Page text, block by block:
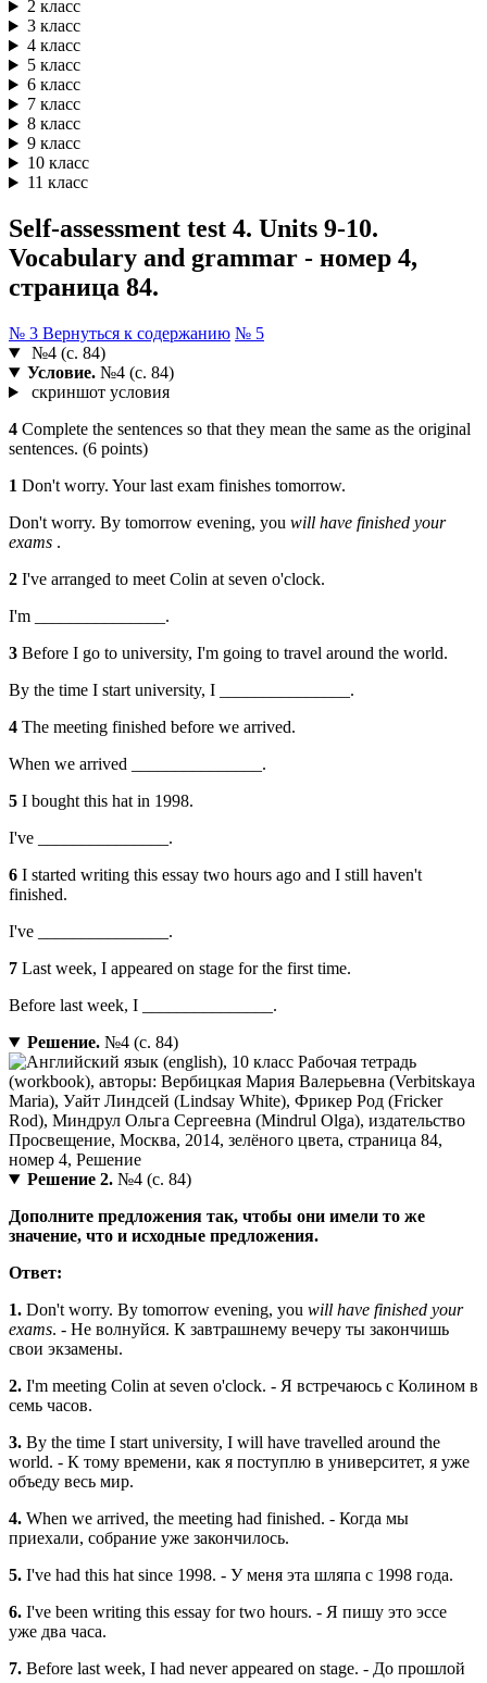
2 класс
3 класс
4 класс
5 класс
6 класс
7 класс
8 класс
9 класс
10 класс
11 класс
Self-assessment test 4. Units 9-10.
Vocabulary and grammar - номер 4,
страница 84.
№ 3 Вернуться к содержанию № 5
№4 (с. 84)
Условие.№4 (с. 84)
скриншот условия
4 Complete the sentences so that they mean the same as the original
sentences. (6 points)
1 Don't worry. Your last exam finishes tomorrow.
Don't worry. By tomorrow evening, you will have finished your
exams .
2 I've arranged to meet Colin at seven o'clock.
I'm _______________.
3 Before I go to university, I'm going to travel around the world.
By the time I start university, I _______________.
4 The meeting finished before we arrived.
When we arrived _______________.
5 I bought this hat in 1998.
I've _______________.
6 I started writing this essay two hours ago and I still haven't
finished.
I've _______________.
7 Last week, I appeared on stage for the first time.
Before last week, I _______________.
Решение.№4 (с. 84)
Решение 2.№4 (с. 84)
Дополните предложения так, чтобы они имели то же
значение, что и исходные предложения.
Ответ:
1. Don't worry. By tomorrow evening, you will have finished your
exams. - Не волнуйся. К завтрашнему вечеру ты закончишь
свои экзамены.
2. I'm meeting Colin at seven o'clock. - Я встречаюсь с Колином в
семь часов.
3. By the time I start university, I will have travelled around the
world. - К тому времени, как я поступлю в университет, я уже
объеду весь мир.
4. When we arrived, the meeting had finished. - Когда мы
приехали, собрание уже закончилось.
5. I've had this hat since 1998. - У меня эта шляпа с 1998 года.
6. I've been writing this essay for two hours. - Я пишу это эссе
уже два часа.
7. Before last week, I had never appeared on stage. - До прошлой